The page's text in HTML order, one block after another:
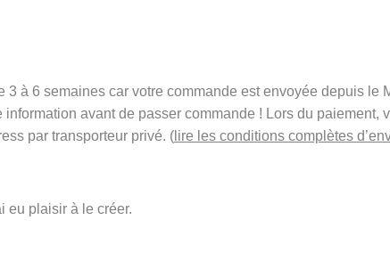
3 à 6 semaines car votre commande est envoyée depuis le
avant de passer commande ! Lors du paiement,
par transporteur privé. ( lire les conditions complètes
eu plaisir à le créer.